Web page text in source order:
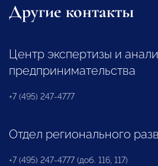
Другие контакты
Центр экспертизы и
предпринимательства
+7 (495) 247-4777
Отдел регионального
+7 (495) 247-4777 (доб. 116, 117)